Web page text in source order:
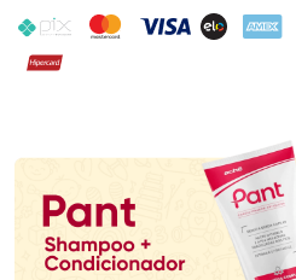
PIX MasterCard
VISA ELO AMEX
Hipercard
Promoção em